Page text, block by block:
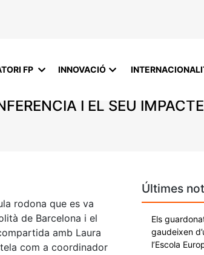
I EL SEU
FP INNOVACIÓ
rodona que es va
de Barcelona i el
amb Laura
com a coordinador
Últimes
Els
gaudeixen
l’Escola